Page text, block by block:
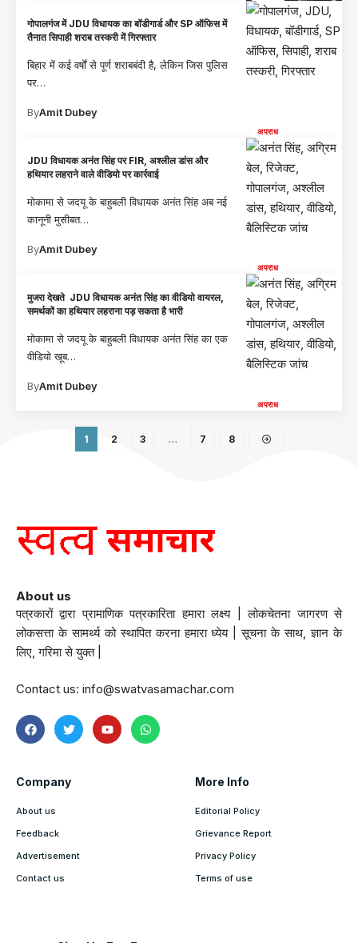
अपराध
गोपालगंज में JDU विधायक का बॉडीगार्ड और SP ऑफिस में
तैनात सिपाही शराब तस्करी में गिरफ्तार
बिहार में कई वर्षों से पूर्ण शराबबंदी है, लेकिन जिस पुलिस
पर…
ByAmit Dubey
अपराध
JDU विधायक अनंत सिंह पर FIR, अश्लील डांस और
हथियार लहराने वाले वीडियो पर कार्रवाई
मोकामा से जदयू के बाहुबली विधायक अनंत सिंह अब नई
कानूनी मुसीबत…
ByAmit Dubey
अपराध
मुजरा देखते JDU विधायक अनंत सिंह का वीडियो वायरल,
समर्थकों का हथियार लहराना पड़ सकता है भारी
मोकामा से जदयू के बाहुबली विधायक अनंत सिंह का एक
वीडियो खूब…
ByAmit Dubey
1 2 3 … 7 8
About us
पत्रकारों द्वारा प्रामाणिक पत्रकारिता हमारा लक्ष्य | लोकचेतना जागरण से
लोकसत्ता के सामर्थ्य को स्थापित करना हमारा ध्येय | सूचना के साथ, ज्ञान के
लिए, गरिमा से युक्त |
Contact us: info@swatvasamachar.com
Company
About us
Feedback
Advertisement
Contact us
More Info
Editorial Policy
Grievance Report
Privacy Policy
Terms of use